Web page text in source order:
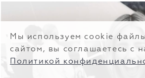
Мы используем cookie
сайтом, вы соглашаетесь с
Политикой